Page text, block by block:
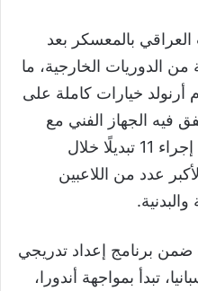
العراقي بالمعسكر بعد
الدوريات الخارجية، ما
أرنولد خيارات كاملة على
فيه الجهاز الفني مع
نظيره في منتخب أندورا على إجراء 11 تبديلًا خلال
عدد من اللاعبين
ضمن برنامج إعداد تدريجي
تبدأ بمواجهة أندورا،